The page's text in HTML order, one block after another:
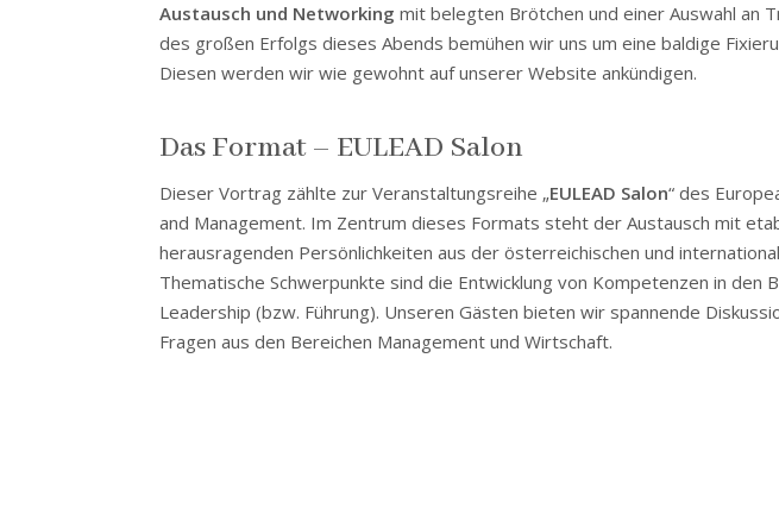
Austausch und Networking mit belegten Brötchen und einer Auswahl an
des großen Erfolgs dieses Abends bemühen wir uns um eine baldige
Diesen werden wir wie gewohnt auf unserer Website ankündigen.
Das Format – EULEAD Salon
Dieser Vortrag zählte zur Veranstaltungsreihe „EULEAD Salon“ des
and Management. Im Zentrum dieses Formats steht der Austausch mit
herausragenden Persönlichkeiten aus der österreichischen und
Thematische Schwerpunkte sind die Entwicklung von Kompetenzen in den
Leadership (bzw. Führung). Unseren Gästen bieten wir spannende
Fragen aus den Bereichen Management und Wirtschaft.